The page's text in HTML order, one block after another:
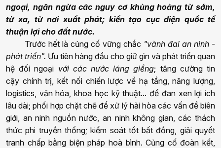
ngoại, ngăn ngừa các nguy cơ khủng hoảng từ sớm,
từ xa, từ nơi xuất phát; kiến tạo cục diện quốc tế
thuận lợi cho đất nước.
Trước hết là củng cố vững chắc "vành đai an ninh -
phát triển". Ưu tiên hàng đầu cho giữ gìn và phát triển quan
hệ đối ngoại với các nước láng giềng; tăng cường tin
cậy chính trị , kết nối chiến lược về hạ tầng, năng lượng,
logistics , văn hóa, khoa học kỹ thuật... để đan xen lợi ích
lâu dài; phối hợp chặt chẽ để xử lýhài hòa các vấn đề biên
giới, an ninh nguồn nước, an ninh không gian, cácthách
thức phi truyền thống; kiểm soát tốt bất đồng, giải quyết
tranh chấp bằng biện pháp hoà bình. Củng cố đoàn kết,